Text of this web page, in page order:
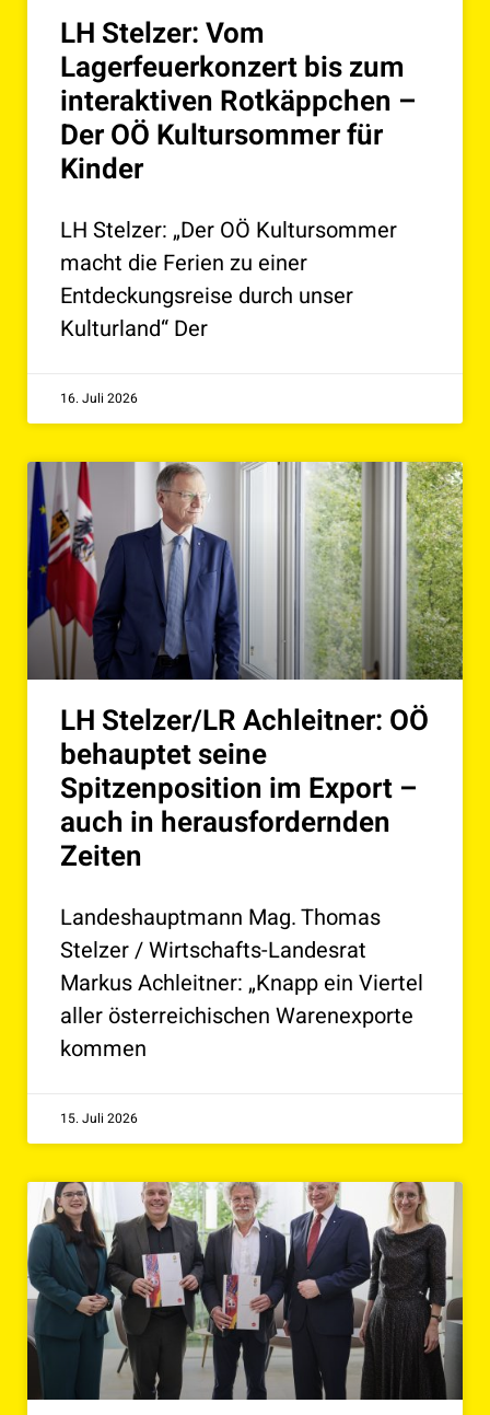
LH Stelzer: Vom
Lagerfeuerkonzert bis zum
interaktiven Rotkäppchen –
Der OÖ Kultursommer für
Kinder
LH Stelzer: „Der OÖ Kultursommer
macht die Ferien zu einer
Entdeckungsreise durch unser
Kulturland“ Der
16. Juli 2026
LH Stelzer/LR Achleitner: OÖ
behauptet seine
Spitzenposition im Export –
auch in herausfordernden
Zeiten
Landeshauptmann Mag. Thomas
Stelzer / Wirtschafts-Landesrat
Markus Achleitner: „Knapp ein Viertel
aller österreichischen Warenexporte
kommen
15. Juli 2026